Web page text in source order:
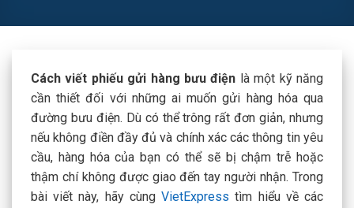
Cách viết phiếu gửi hàng bưu điện là một kỹ năng
cần thiết đối với những ai muốn gửi hàng hóa qua
đường bưu điện. Dù có thể trông rất đơn giản, nhưng
nếu không điền đầy đủ và chính xác các thông tin yêu
cầu, hàng hóa của bạn có thể sẽ bị chậm trễ hoặc
thậm chí không được giao đến tay người nhận. Trong
bài viết này, hãy cùngVietExpresstìm hiểu về các